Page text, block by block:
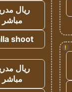
!
ريال
مباشر
shoot
ريال
مباشر